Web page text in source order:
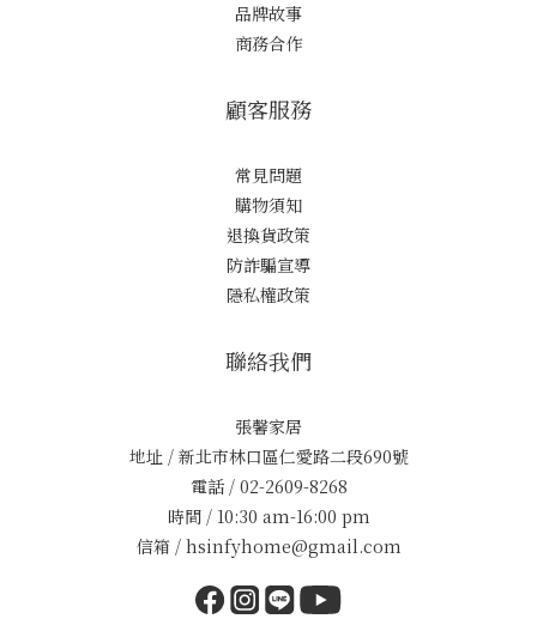
品牌故事
商務合作
顧客服務
常見問題
購物須知
退換貨政策
防詐騙宣導
隱私權政策
聯絡我們
張馨家居
地址 / 新北市林口區仁愛路二段690號
電話 / 02-2609-8268
時間 / 10:30 am-16:00 pm
信箱 / hsinfyhome@gmail.com